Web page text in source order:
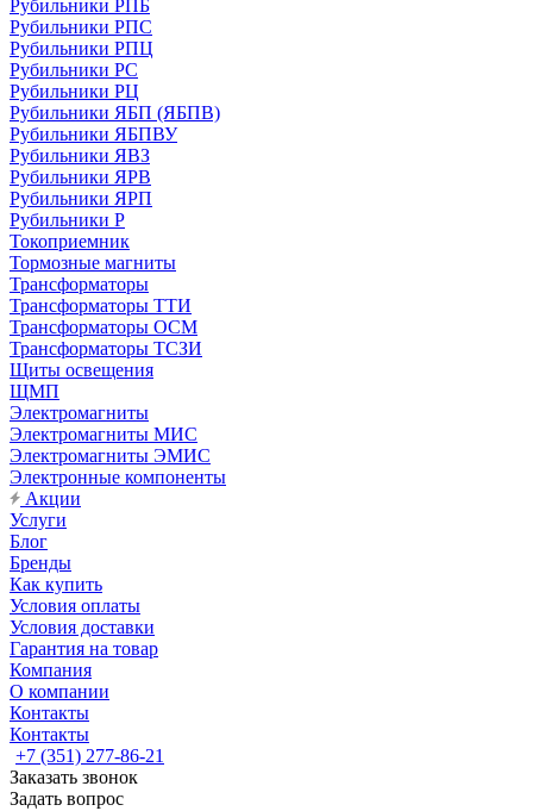
Рубильники РПБ
Рубильники РПС
Рубильники РПЦ
Рубильники РС
Рубильники РЦ
Рубильники ЯБП (ЯБПВ)
Рубильники ЯБПВУ
Рубильники ЯВЗ
Рубильники ЯРВ
Рубильники ЯРП
Рубильники Р
Токоприемник
Тормозные магниты
Трансформаторы
Трансформаторы ТТИ
Трансформаторы ОСМ
Трансформаторы ТСЗИ
Щиты освещения
ЩМП
Электромагниты
Электромагниты МИС
Электромагниты ЭМИС
Электронные компоненты
Акции
Услуги
Блог
Бренды
Как купить
Условия оплаты
Условия доставки
Гарантия на товар
Компания
О компании
Контакты
Контакты
+7 (351) 277-86-21
Заказать звонок
Задать вопрос